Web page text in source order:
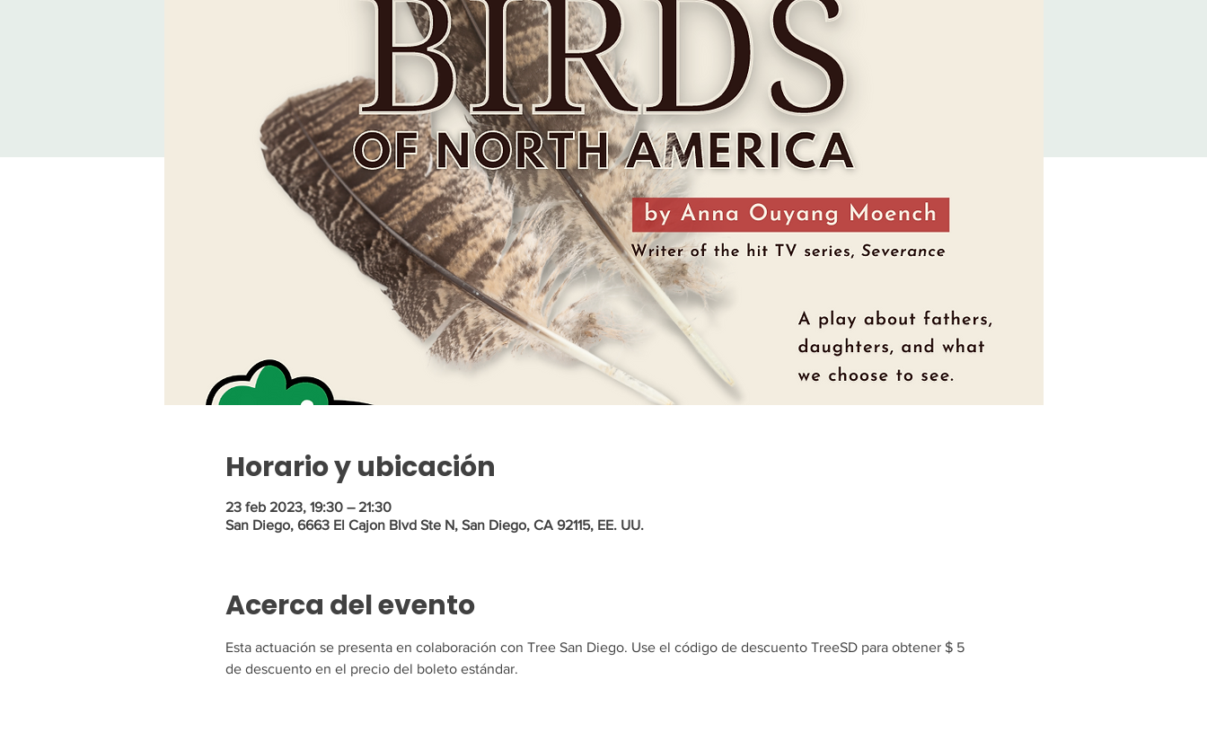
Horario y ubicación
23 feb 2023, 19:30 – 21:30
San Diego, 6663 El Cajon Blvd Ste N, San Diego, CA 92115, EE. UU.
Acerca del evento
Esta actuación se presenta en colaboración con Tree San Diego. Use el código de descuento TreeSD para obtener $ 5
de descuento en el precio del boleto estándar.